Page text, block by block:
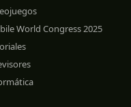
World Congress 2025